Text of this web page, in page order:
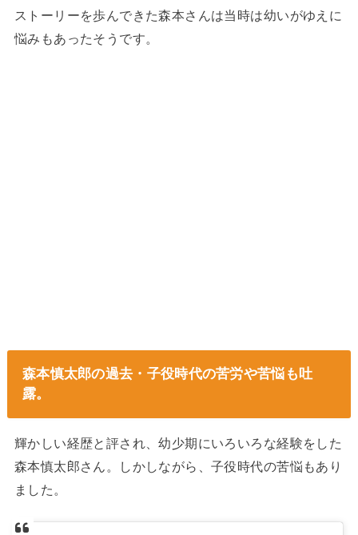
ストーリーを歩んできた森本さんは当時は幼いがゆえに
悩みもあったそうです。
森本慎太郎の過去・子役時代の苦労や苦悩も吐
露。
輝かしい経歴と評され、幼少期にいろいろな経験をした
森本慎太郎さん。しかしながら、子役時代の苦悩もあり
ました。